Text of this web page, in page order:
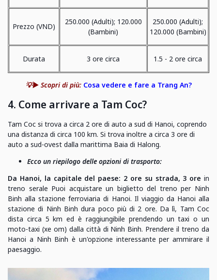
Prezzo (VND)
250.000 (Adulti); 120.000
(Bambini)
250.000 (Adulti);
120.000 (Bambini)
Durata 3 ore circa 1.5 - 2 ore circa
💡▶️ Scopri di più: Cosa vedere e fare a Trang An?
4. Come arrivare a Tam Coc?
Tam Coc si trova a circa 2 ore di auto a sud di Hanoi, coprendo
una distanza di circa 100 km. Si trova inoltre a circa 3 ore di
auto a sud-ovest dalla marittima Baia di Halong.
Ecco un riepilogo delle opzioni di trasporto:
Da Hanoi, la capitale del paese: 2 ore su strada, 3 ore in
treno serale Puoi acquistare un biglietto del treno per Ninh
Binh alla stazione ferroviaria di Hanoi. Il viaggio da Hanoi alla
stazione di Ninh Binh dura poco più di 2 ore. Da lì, Tam Coc
dista circa 5 km ed è raggiungibile prendendo un taxi o un
moto-taxi (xe om) dalla città di Ninh Binh. Prendere il treno da
Hanoi a Ninh Binh è un'opzione interessante per ammirare il
paesaggio.